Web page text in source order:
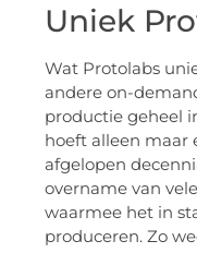
Uniek
Wat Protolabs
andere on-
productie geheel
hoeft alleen maar
afgelopen
overname van
waarmee het in
produceren. Zo